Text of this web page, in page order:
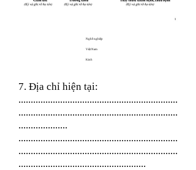
Nghề nghiệp
Việt Nam
Kinh
7. Địa chỉ hiện tại:
.................................................................
.................................................................
....................
.................................................................
.................................................................
....................................................